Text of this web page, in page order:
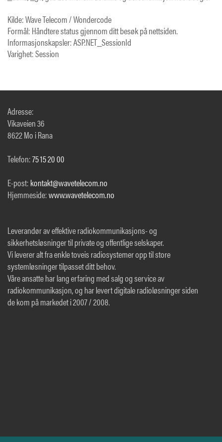
Kilde: Wave Telecom / Wondercode
Formål: Håndtere status gjennom ditt besøk på nettsiden.
Informasjonskapsler: ASP.NET_SessionId
Varighet: Session
Adresse:
Vikaveien 36
8622 Mo i Rana
Telefon:75 15 20 00
E-post: kontakt@wavetelecom.no
Hjemmeside:www.wavetelecom.no
Leverandør av effektive radiokommunikasjons- og
sikkerhetsløsninger til private og offentlige selskaper.
Vi leverer alt fra enkle toveis radiosystemer opp til store
systemløsninger tilpasset ditt behov.
Våre ansatte har lang erfaring med salg og service av
radiokommunikasjon, og har levert digitale radioløsninger siden
de kom på markedet i 2007 / 2008.